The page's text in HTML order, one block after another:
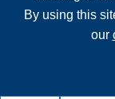
Plan
By using this
our